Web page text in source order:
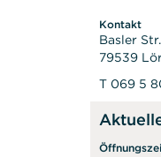
Kontakt
Basler
79539
T 069 5